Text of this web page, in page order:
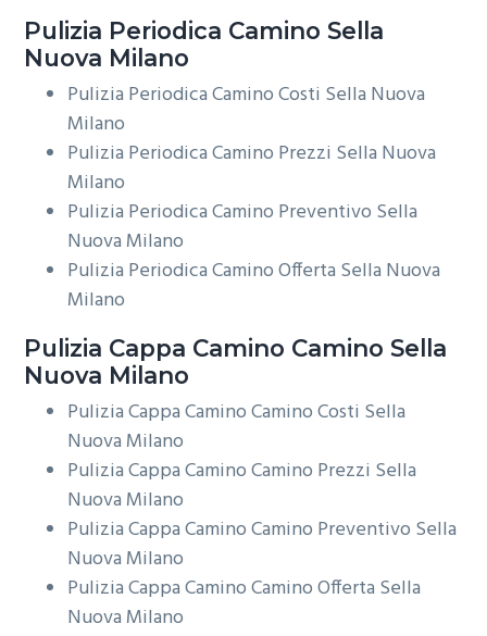
Pulizia Periodica Camino Sella
Nuova Milano
Pulizia Periodica Camino Costi Sella Nuova
Milano
Pulizia Periodica Camino Prezzi Sella Nuova
Milano
Pulizia Periodica Camino Preventivo Sella
Nuova Milano
Pulizia Periodica Camino Offerta Sella Nuova
Milano
Pulizia Cappa Camino Camino Sella
Nuova Milano
Pulizia Cappa Camino Camino Costi Sella
Nuova Milano
Pulizia Cappa Camino Camino Prezzi Sella
Nuova Milano
Pulizia Cappa Camino Camino Preventivo Sella
Nuova Milano
Pulizia Cappa Camino Camino Offerta Sella
Nuova Milano